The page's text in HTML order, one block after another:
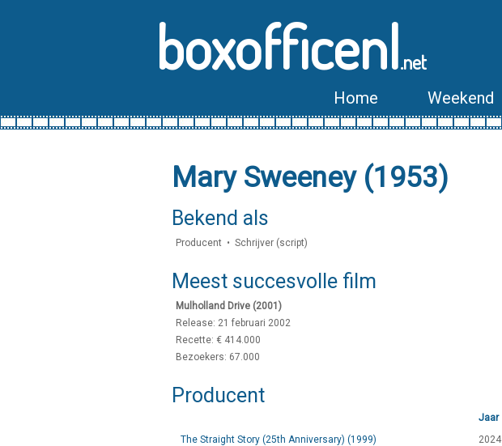
boxofficenl.net
Home Weekend
Mary Sweeney (1953)
Bekend als
Producent • Schrijver (script)
Meest succesvolle film
Mulholland Drive (2001)
Release: 21 februari 2002
Recette: € 414.000
Bezoekers: 67.000
Producent
Jaar
The Straight Story (25th Anniversary) (1999)
2024